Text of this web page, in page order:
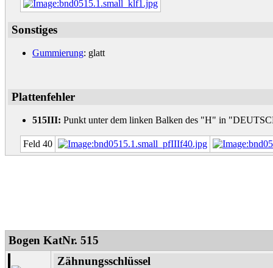
Sonstiges
Gummierung: glatt
Plattenfehler
515III: Punkt unter dem linken Balken des "H" in
Feld 40
Bogen KatNr. 515
Zähnungsschlüssel